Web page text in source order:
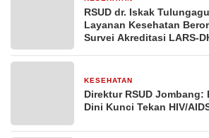
RSUD dr. Iskak
Layanan Kesehatan
Survei Akreditasi LARS-
KESEHATAN
Direktur RSUD Jombang:
Dini Kunci Tekan HIV/